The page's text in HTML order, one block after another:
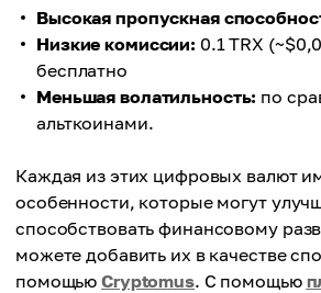
Высокая пропускная
Низкие комиссии: 0.1 TRX
бесплатно
Меньшая волатильность: по
альткоинами.
Каждая из этих цифровых валют
особенности, которые могут
способствовать финансовому
можете добавить их в качестве
помощьюCryptomus. С помощью